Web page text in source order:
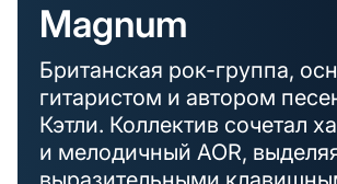
Magnum
Британская рок-группа,
гитаристом и автором
Кэтли. Коллектив сочетал
и мелодичный AOR,